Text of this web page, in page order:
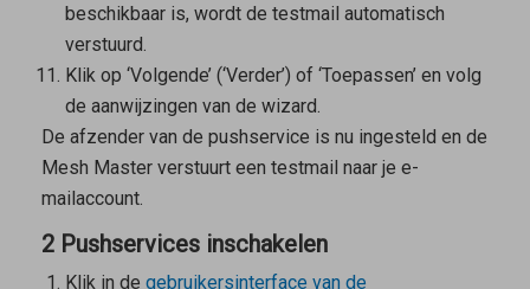
beschikbaar is, wordt de testmail automatisch
verstuurd.
Klik op ‘Volgende’ (‘Verder’) of ‘Toepassen’ en volg
de aanwijzingen van de wizard.
De afzender van de pushservice is nu ingesteld en de
Mesh Masterverstuurt een testmail naar je e-
mailaccount.
2 Pushservices inschakelen
Klik in de gebruikersinterface van de